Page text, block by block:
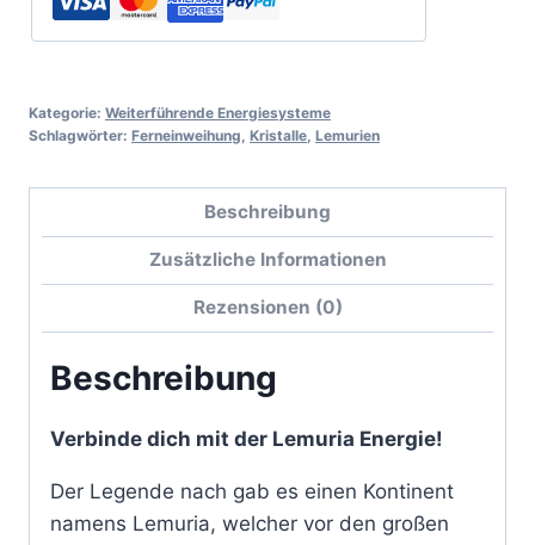
Kategorie: Weiterführende Energiesysteme
Schlagwörter: Ferneinweihung, Kristalle, Lemurien
Beschreibung
Zusätzliche Informationen
Rezensionen (0)
Beschreibung
Verbinde dich mit der Lemuria Energie!
Der Legende nach gab es einen Kontinent
namens Lemuria, welcher vor den großen